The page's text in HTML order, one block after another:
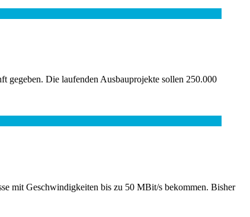
gegeben. Die laufenden Ausbauprojekte sollen 250.000
mit Geschwindigkeiten bis zu 50 MBit/s bekommen. Bisher